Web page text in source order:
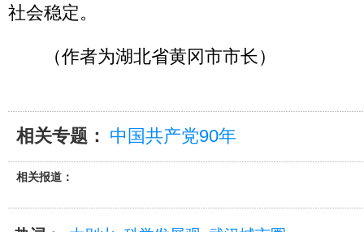
社会稳定。
（作者为湖北省黄冈市市长）
相关专题： 中国共产党90年
相关报道：